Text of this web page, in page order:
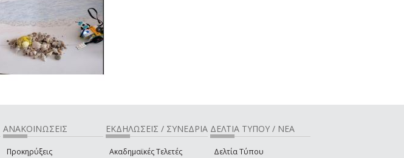
ΑΝΑΚΟΙΝΩΣΕΙΣ
Προκηρύξεις
ΕΚΔΗΛΩΣΕΙΣ / ΣΥΝΕΔΡΙΑ
Ακαδημαϊκές Τελετές
ΔΕΛΤΙΑ ΤΥΠΟΥ / ΝΕΑ
Δελτία Τύπου